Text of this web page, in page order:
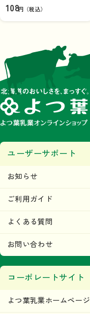
108円（税込）
ユーザーサポート
お知らせ
ご利用ガイド
よくある質問
お問い合わせ
コーポレートサイト
よつ葉乳業ホームページ